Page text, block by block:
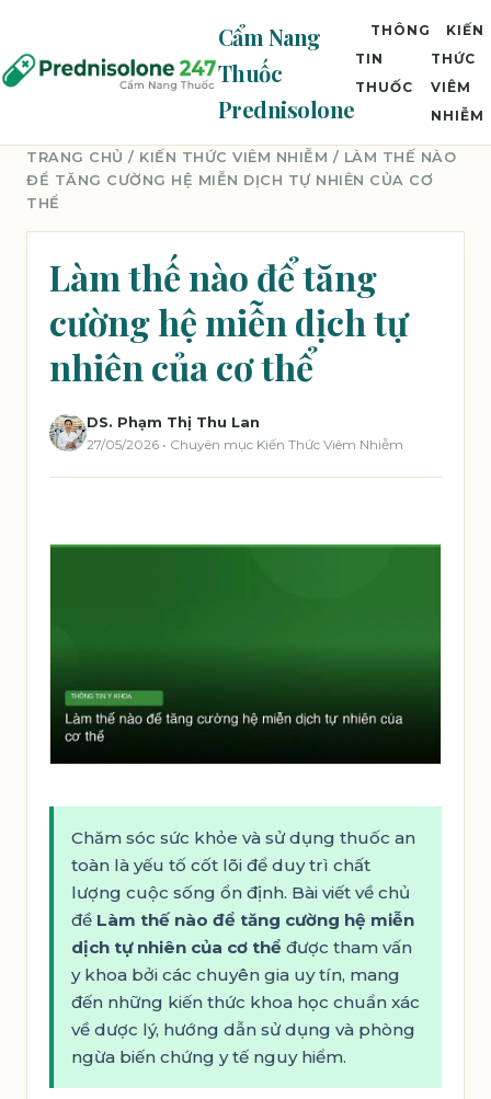
Cẩm Nang
Thuốc
Prednisolone
THÔNG
TIN
THUỐC
KIẾN
THỨC
VIÊM
NHIỄM
TRANG CHỦ / KIẾN THỨC VIÊM NHIỄM / LÀM THẾ NÀO
ĐỂ TĂNG CƯỜNG HỆ MIỄN DỊCH TỰ NHIÊN CỦA CƠ
THỂ
Làm thế nào để tăng
cường hệ miễn dịch tự
nhiên của cơ thể
DS. Phạm Thị Thu Lan
27/05/2026 • Chuyên mục Kiến Thức Viêm Nhiễm
Chăm sóc sức khỏe và sử dụng thuốc an
toàn là yếu tố cốt lõi để duy trì chất
lượng cuộc sống ổn định. Bài viết về chủ
đề Làm thế nào để tăng cường hệ miễn
dịch tự nhiên của cơ thể được tham vấn
y khoa bởi các chuyên gia uy tín, mang
đến những kiến thức khoa học chuẩn xác
về dược lý, hướng dẫn sử dụng và phòng
ngừa biến chứng y tế nguy hiểm.